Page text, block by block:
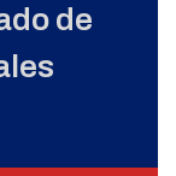
de